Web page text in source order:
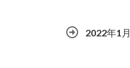
2022年1月